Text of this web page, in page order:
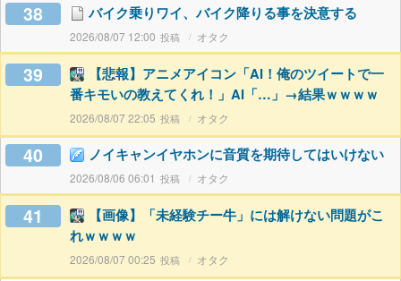
38 バイク乗りワイ、バイク降りる事を決意する
2026/08/07 12:00 オタク
39
【悲報】アニメアイコン「AI！俺のツイートで一
番キモいの教えてくれ！」AI「…」→結果ｗｗｗｗ
2026/08/07 22:05 オタク
40 ノイキャンイヤホンに音質を期待してはいけない
2026/08/06 06:01 オタク
41
【画像】「未経験チー牛」には解けない問題がこ
れｗｗｗｗ
2026/08/07 00:25 オタク